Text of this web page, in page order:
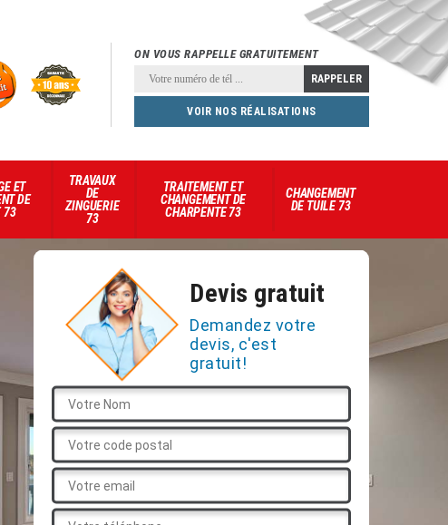
ON VOUS RAPPELLE GRATUITEMENT
VOIR NOS RÉALISATIONS
ET
DE
73
TRAVAUX
DE
ZINGUERIE
73
TRAITEMENT ET
CHANGEMENT DE
CHARPENTE 73
CHANGEMENT
DE TUILE 73
Devis gratuit
Demandez votre
devis, c'est
gratuit!